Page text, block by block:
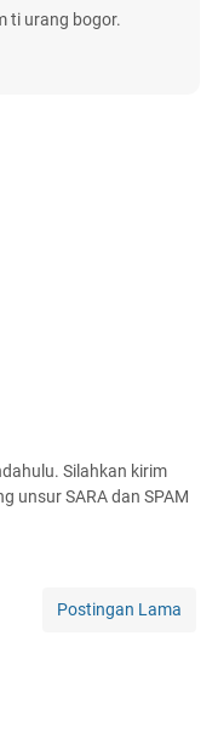
ti urang bogor.
Silahkan kirim
unsur SARA dan SPAM
Postingan Lama